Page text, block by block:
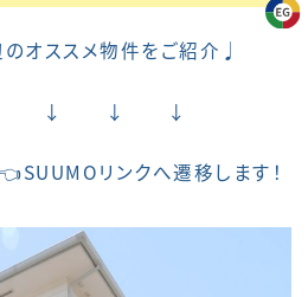
オススメ物件をご紹介♩
↓ ↓ ↓
👈SUUMOリンクへ遷移します！